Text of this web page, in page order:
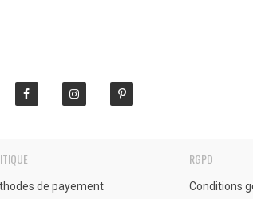
de payement
RGPD
Conditions